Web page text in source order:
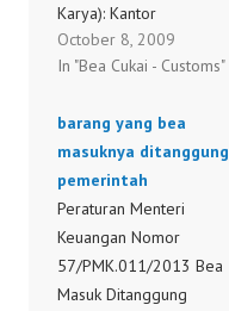
Karya): Kantor
pelayanan utama Bea
dan Cukai (BC) tipe A
mencegah impor aneka
produk kosmetik asal
China, ekspor rotan
mentah, dan tanduk rusa
senilai Rp 1,7 triliun.
Kasus impor ilegal
pertama yang berhasil…
October 8, 2009
In "Bea Cukai - Customs"
barang yang bea
masuknya ditanggung
pemerintah
Peraturan Menteri
Keuangan Nomor
57/PMK.011/2013 Bea
Masuk Ditanggung